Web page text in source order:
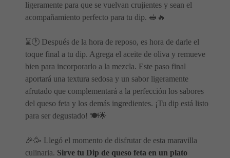
ligeramente para que se vuelvan crujientes y sean el
acompañamiento perfecto para tu dip. 🥪🔥
⌛🕐 Después de la hora de reposo, es hora de darle el
toque final a tu dip. Agrega el aceite de oliva y remueve
bien para incorporarlo a la mezcla. Este paso final
aportará una textura sedosa y un sabor ligeramente
afrutado que complementará a la perfección los sabores
del queso feta y los demás ingredientes. ¡Tu dip está listo
para ser degustado! 🍽️🌟
🎉🥳 Llegó el momento de disfrutar de esta maravilla
culinaria. Sirve tu Dip de queso feta en un plato